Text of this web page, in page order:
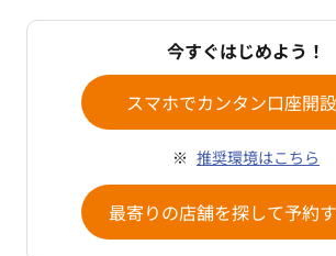
今すぐはじめよう！
スマホでカンタン口座開設
推奨環境はこちら
最寄りの店舗を探して予約